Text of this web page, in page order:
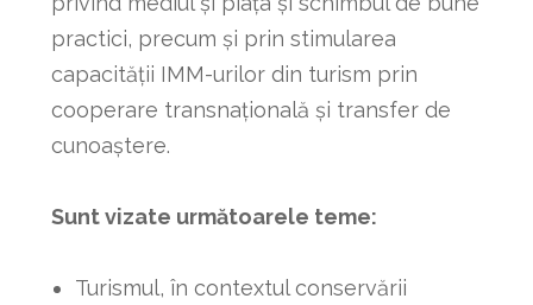
practici, precum și prin stimularea
capacității IMM-urilor din turism prin
cooperare transnațională și transfer de
cunoaștere.
Sunt vizate următoarele teme:
Turismul, în contextul conservării